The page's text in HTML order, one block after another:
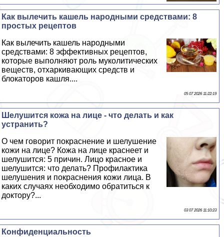
Как вылечить кашель народными средствами: 8
простых рецептов
Как вылечить кашель народными
средствами: 8 эффективных рецептов,
которые выполняют роль муколитических
веществ, отхаркивающих средств и
блокаторов кашля....
05 07 2026 11:22:19
Шелушится кожа на лице - что делать и как
устранить?
О чем говорит покраснение и шелушение
кожи на лице? Кожа на лице краснеет и
шелушится: 5 причин. Лицо красное и
шелушится: что делать? Профилактика
шелушения и покраснения кожи лица. В
каких случаях необходимо обратиться к
доктору?...
03 07 2026 11:10:23
Конфиденциальность